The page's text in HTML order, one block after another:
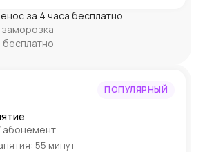
за 4 часа бесплатно
бесплатно
ПОПУЛЯРНЫЙ
абонемент
55 минут